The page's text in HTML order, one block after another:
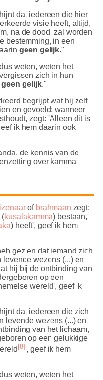
dat iedereen die hier
visie heeft, altijd,
na de dood, zal worden
bestemming, in een
geen gelijk."
weten, weten het
zich in hun
geen gelijk."
begrijpt wat hij zelf
en gevoeld; wanneer
zegt: 'Alleen dit is
ik hem daarin ook
de kennis van de
over kamma
of brahmaan zegt:
(kusalakamma) bestaan,
) heeft', geef ik hem
gezien dat iemand zich
levende wezens (...) en
hij bij de ontbinding van
op een
wereld', geef ik
dat iedereen die zich
levende wezens (...) en
van het lichaam,
op een gelukkige
[8]', geef ik hem
weten, weten het